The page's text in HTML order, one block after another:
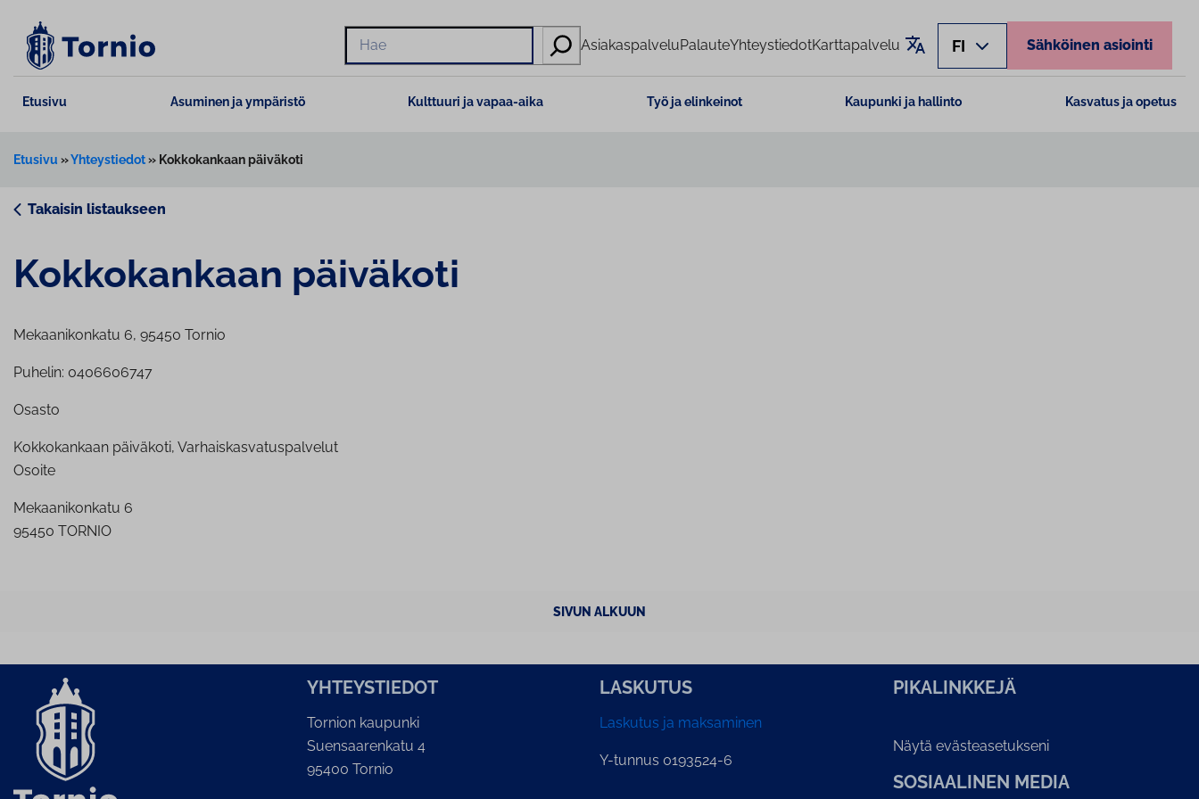
sisältöön
Hae
AsiakaspalveluPalauteYhteystiedotKarttapalvelu Käännä sivu
FI Sähköinen asiointi
Etusivu Asuminen ja ympäristö Kulttuuri ja vapaa-aika Työ ja elinkeinot Kaupunki ja hallinto Kasvatus ja opetus
Etusivu »Yhteystiedot» Kokkokankaan päiväkoti
Takaisin listaukseen
Kok­ko­kan­kaan päiväkoti
Mekaanikonkatu 6, 95450 Tornio
Puhelin: 0406606747
Osasto
Kokkokankaan päiväkoti, Varhaiskasvatuspalvelut
Osoite
Mekaanikonkatu 6
95450 TORNIO
SIVUN ALKUUN
YH­TEYS­TIE­DOT
Tornion kaupunki
Suensaarenkatu 4
95400 Tornio
LASKUTUS
Laskutus ja maksaminen
Y-tunnus 0193524-6
PI­KA­LINK­KE­JÄ
Näytä evästeasetukseni
SOSIAALINEN MEDIA